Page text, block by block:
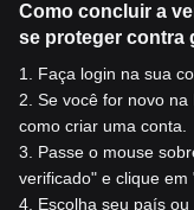
Como concluir a
se proteger contra
1
Faça login na sua
2 Se você for novo
como criar uma conta.
3
Passe o mouse
verificado" e clique em
4 Escolha seu país